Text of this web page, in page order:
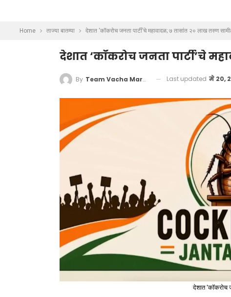
Home ताज्या बातम्या देशात ‘कॉकरोच जनता पार्टी’चे महावादळ; ७ तासांत २० लाख तरुण
देशात ‘कॉकरोच जनता पार्टी’चे
By Team Vacha Marathi Last updated मे 20,
देशात 'कॉकरोच